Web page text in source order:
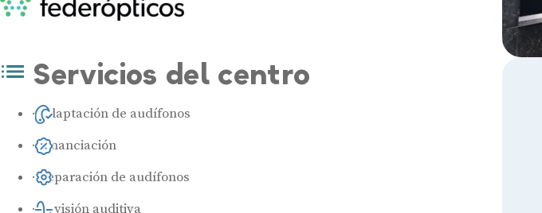
Servicios del centro
Adaptación de audífonos
Financiación
Reparación de audífonos
Revisión auditiva